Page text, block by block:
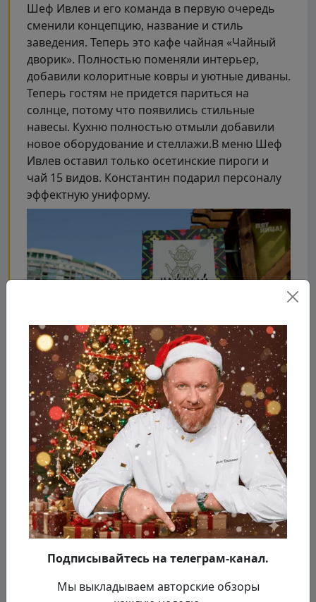
Шеф Ивлев и его команда в первую очередь
сменили концепцию, название и стиль
заведения. Теперь это кафе чайная «Чайный
дворик». Полностью поменяли интерьер,
добавили колоритные ковры и уютные диваны.
Теперь гостям не придется париться на
солнце, потому что появились стильные
навесы. Кухню полностью отмыли добавили
новое оборудование и стеллажи.В меню Шеф
Ивлев оставил только осетинские пироги и
чай 15 видов. Константин подарил персоналу
эффектную униформу.
Подписывайтесь на телеграм-канал.
Мы выкладываем авторские обзоры